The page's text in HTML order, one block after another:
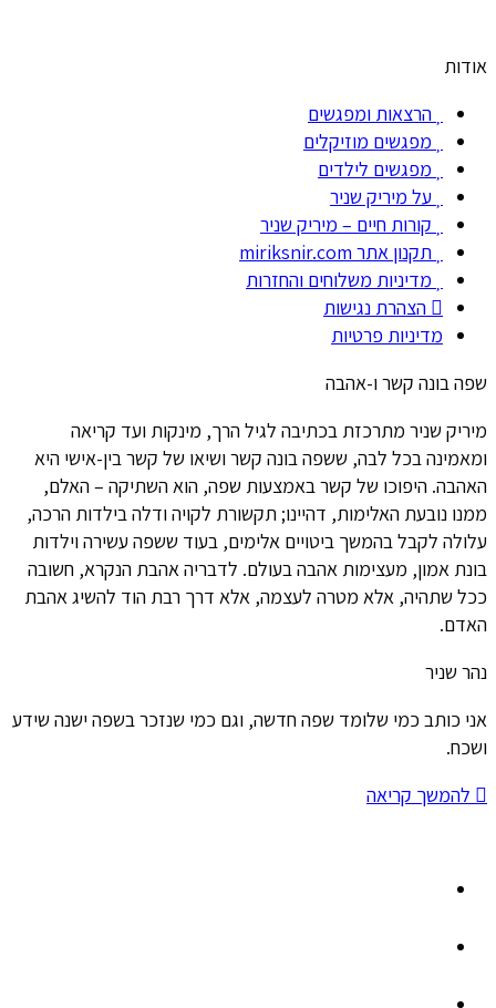
אודות
הרצאות ומפגשים
מפגשים מוזיקלים
מפגשים לילדים
על מיריק שניר
קורות חיים – מיריק שניר
תקנון אתר miriksnir.com
מדיניות משלוחים והחזרות
הצהרת נגישות
מדיניות פרטיות
שפה בונה קשר ו-אהבה
מיריק שניר מתרכזת בכתיבה לגיל הרך, מינקות ועד קריאה
ומאמינה בכל לבה, ששפה בונה קשר ושיאו של קשר בין-אישי היא
האהבה. היפוכו של קשר באמצעות שפה, הוא השתיקה – האלם,
ממנו נובעת האלימות, דהיינו; תקשורת לקויה ודלה בילדות הרכה,
עלולה לקבל בהמשך ביטויים אלימים, בעוד ששפה עשירה וילדות
בונת אמון, מעצימות אהבה בעולם. לדבריה אהבת הנקרא, חשובה
ככל שתהיה, אלא מטרה לעצמה, אלא דרך רבת הוד להשיג אהבת
האדם.
נהר שניר
אני כותב כמי שלומד שפה חדשה, וגם כמי שנזכר בשפה ישנה שידע
ושכח.
להמשך קריאה